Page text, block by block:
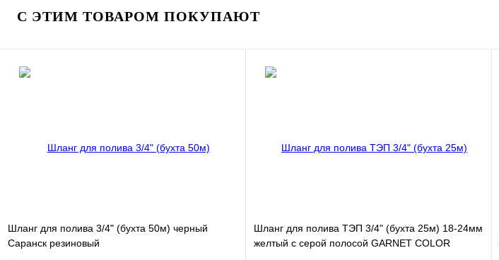
В корзину
С ЭТИМ ТОВАРОМ ПОКУПАЮТ
Шланг для полива 3/4" (бухта 50м) черный
Саранск резиновый
Шланг для полива ТЭП 3/4" (бухта 25м) 18-24мм
желтый с серой полосой GARNET COLOR